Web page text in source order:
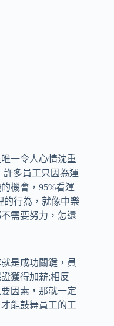
一令人心情沈重
許多員工只因為運
機會，95%看運
的行為，就像中樂
需要努力，怎還
是成功關鍵，員
獲得加薪;相反
因素，那就一定
能鼓舞員工的工